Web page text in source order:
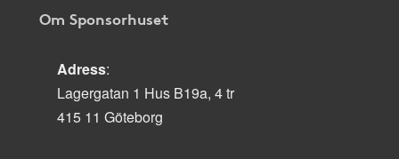
Om Sponsorhuset
Adress:
Lagergatan 1 Hus B19a, 4 tr
415 11 Göteborg